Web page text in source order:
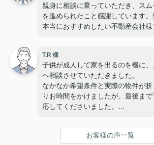
親身に相談に乗っていただき、ス
を進められたこと感謝しています
本当におすすめしたい不動産会社様
T.R 様
子供が成人して家を出るのを機に
へ相談させていただきました。
なかなか希望条件と実際の物件が
りお時間をかけましたが、最後ま
応してくださいました。
お客様の声一覧